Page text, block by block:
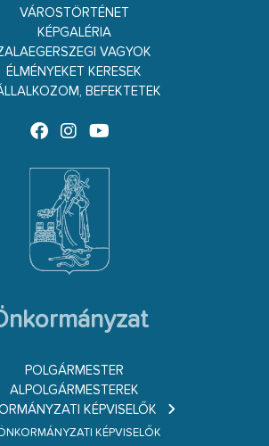
VÁROSTÖRTÉNET
KÉPGALÉRIA
VAGYOK
ÉLMÉNYEKET KERESEK
BEFEKTETEK
POLGÁRMESTER
ALPOLGÁRMESTEREK
KÉPVISELŐK
KÉPVISELŐK